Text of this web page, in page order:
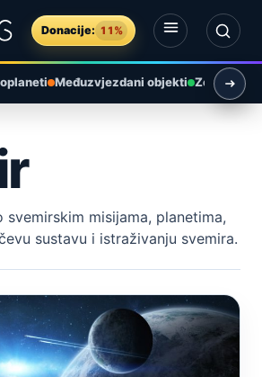
Donacije: 11%
Međuzvjezdani objekti Zemlja i
misijama, planetima,
sustavu i istraživanju svemira.